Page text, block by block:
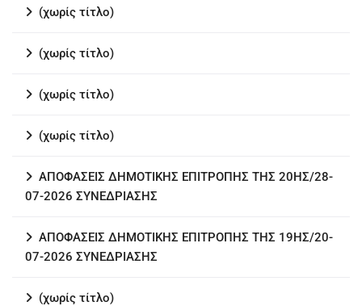
(χωρίς τίτλο)
(χωρίς τίτλο)
(χωρίς τίτλο)
(χωρίς τίτλο)
ΑΠΟΦΑΣΕΙΣ ΔΗΜΟΤΙΚΗΣ ΕΠΙΤΡΟΠΗΣ ΤΗΣ 20ΗΣ/28-
07-2026 ΣΥΝΕΔΡΙΑΣΗΣ
ΑΠΟΦΑΣΕΙΣ ΔΗΜΟΤΙΚΗΣ ΕΠΙΤΡΟΠΗΣ ΤΗΣ 19ΗΣ/20-
07-2026 ΣΥΝΕΔΡΙΑΣΗΣ
(χωρίς τίτλο)